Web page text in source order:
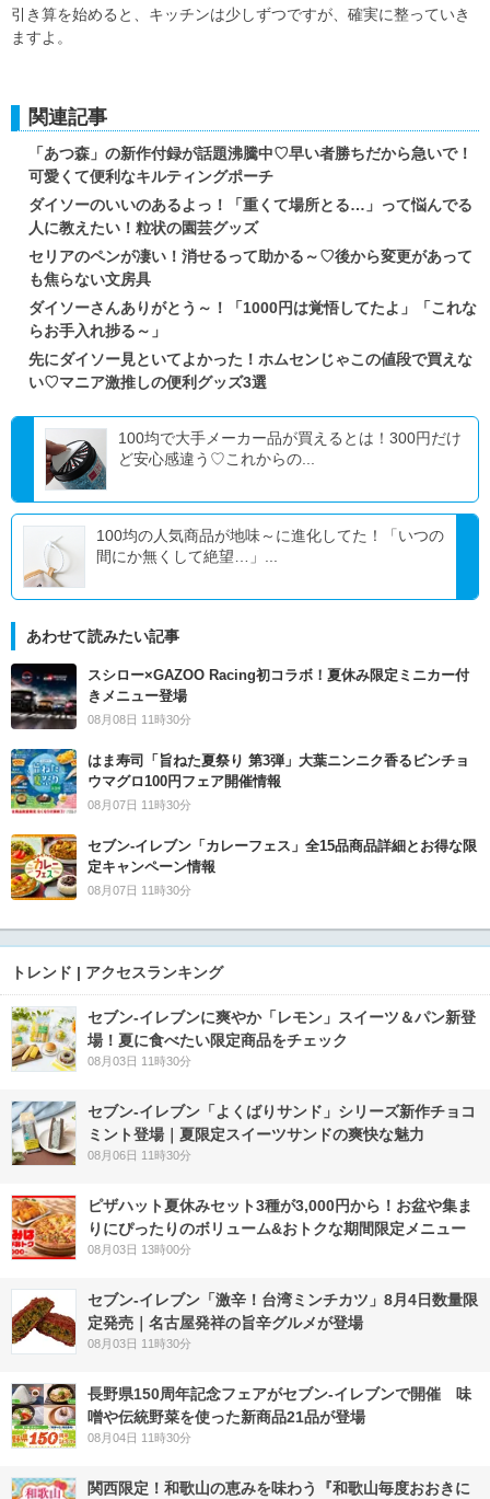
引き算を始めると、キッチンは少しずつですが、確実に整っていき
ますよ。
関連記事
「あつ森」の新作付録が話題沸騰中♡早い者勝ちだから急いで！
可愛くて便利なキルティングポーチ
ダイソーのいいのあるよっ！「重くて場所とる…」って悩んでる
人に教えたい！粒状の園芸グッズ
セリアのペンが凄い！消せるって助かる～♡後から変更があって
も焦らない文房具
ダイソーさんありがとう～！「1000円は覚悟してたよ」「これな
らお手入れ捗る～」
先にダイソー見といてよかった！ホムセンじゃこの値段で買えな
い♡マニア激推しの便利グッズ3選
100均で大手メーカー品が買えるとは！300円だけ
ど安心感違う♡これからの...
100均の人気商品が地味～に進化してた！「いつの
間にか無くして絶望…」...
あわせて読みたい記事
スシロー×GAZOO Racing初コラボ！夏休み限定ミニカー付
きメニュー登場
08月08日 11時30分
はま寿司「旨ねた夏祭り 第3弾」大葉ニンニク香るビンチョ
ウマグロ100円フェア開催情報
08月07日 11時30分
セブン‐イレブン「カレーフェス」全15品商品詳細とお得な限
定キャンペーン情報
08月07日 11時30分
トレンド | アクセスランキング
セブン‐イレブンに爽やか「レモン」スイーツ＆パン新登
場！夏に食べたい限定商品をチェック
08月03日 11時30分
セブン‐イレブン「よくばりサンド」シリーズ新作チョコ
ミント登場｜夏限定スイーツサンドの爽快な魅力
08月06日 11時30分
ピザハット夏休みセット3種が3,000円から！お盆や集ま
りにぴったりのボリューム&おトクな期間限定メニュー
08月03日 13時00分
セブン-イレブン「激辛！台湾ミンチカツ」8月4日数量限
定発売｜名古屋発祥の旨辛グルメが登場
08月03日 11時30分
長野県150周年記念フェアがセブン-イレブンで開催 味
噌や伝統野菜を使った新商品21品が登場
08月04日 11時30分
関西限定！和歌山の恵みを味わう『和歌山毎度おおきに